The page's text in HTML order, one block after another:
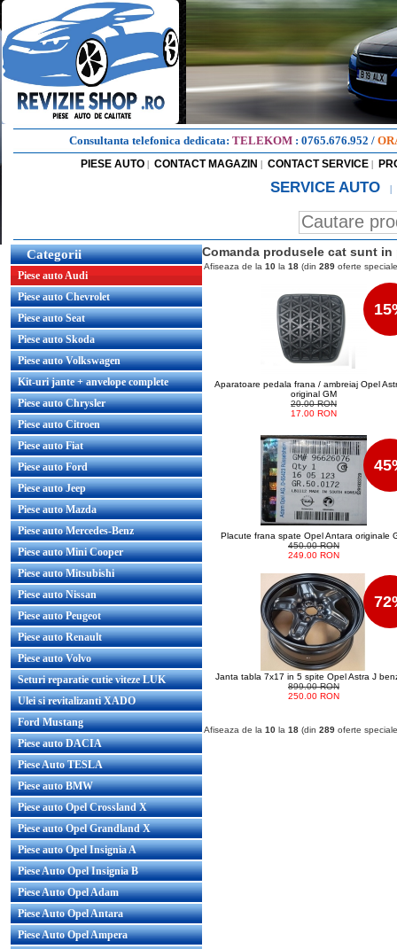
Consultanta telefonica dedicata: TELEKOM : 0765.676.952 /
PIESE AUTO | CONTACT MAGAZIN | CONTACT SERVICE |
SERVICE AUTO |
Categorii
Piese auto Audi
Piese auto Chevrolet
Piese auto Seat
Piese auto Skoda
Piese auto Volkswagen
Kit-uri jante + anvelope complete
Piese auto Chrysler
Piese auto Citroen
Piese auto Fiat
Piese auto Ford
Piese auto Jeep
Piese auto Mazda
Piese auto Mercedes-Benz
Piese auto Mini Cooper
Piese auto Mitsubishi
Piese auto Nissan
Piese auto Peugeot
Piese auto Renault
Piese auto Volvo
Seturi reparatie cutie viteze LUK
Ulei si revitalizanti XADO
Ford Mustang
Piese auto DACIA
Piese Auto TESLA
Piese auto BMW
Piese auto Opel Crossland X
Piese auto Opel Grandland X
Piese auto Opel Insignia A
Piese Auto Opel Insignia B
Piese Auto Opel Adam
Piese Auto Opel Antara
Piese Auto Opel Ampera
Comanda produsele cat sunt in
Afiseaza de la 10 la 18 (din 289 oferte
Aparatoare pedala frana / ambreiaj Opel
original GM
20.00 RON
17.00 RON
Placute frana spate Opel Antara originale
450.00 RON
249.00 RON
Janta tabla 7x17 in 5 spite Opel Astra J
899.00 RON
250.00 RON
Afiseaza de la 10 la 18 (din 289 oferte